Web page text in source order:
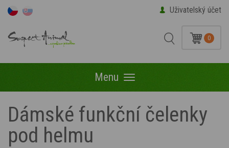
Uživatelský účet
0
Menu Menu
Dámské funkční čelenky
pod helmu